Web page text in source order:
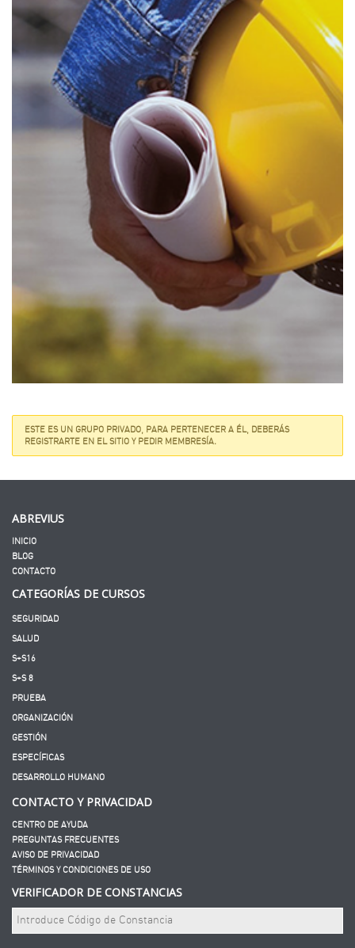
ESTE ES UN GRUPO PRIVADO, PARA PERTENECER A ÉL, DEBERÁS
REGISTRARTE EN EL SITIO Y PEDIR MEMBRESÍA.
ABREVIUS
INICIO
BLOG
CONTACTO
CATEGORÍAS DE CURSOS
SEGURIDAD
SALUD
S+S16
S+S 8
PRUEBA
ORGANIZACIÓN
GESTIÓN
ESPECÍFICAS
DESARROLLO HUMANO
CONTACTO Y PRIVACIDAD
CENTRO DE AYUDA
PREGUNTAS FRECUENTES
AVISO DE PRIVACIDAD
TÉRMINOS Y CONDICIONES DE USO
VERIFICADOR DE CONSTANCIAS